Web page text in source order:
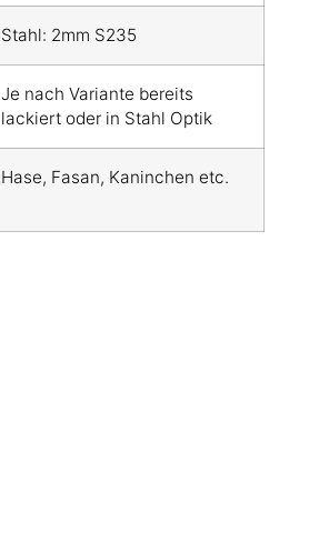
Stahl: 2mm S235
Je nach Variante bereits
lackiert oder in Stahl Optik
Hase, Fasan, Kaninchen etc.